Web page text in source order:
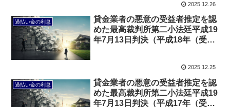
2025.12.26
過払い金の利息
貸金業者の悪意の受益者推定を認
めた最高裁判所第二小法廷平成19
年7月13日判決（平成18年（受）
2025.12.25
過払い金の利息
貸金業者の悪意の受益者推定を認
めた最高裁判所第二小法廷平成19
年7月13日判決（平成17年（受）